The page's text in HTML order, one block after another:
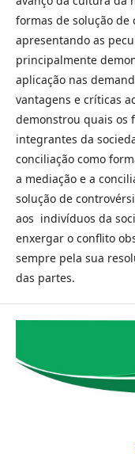
formas de solução de
apresentando as
principalmente
aplicação nas
vantagens e críticas
demonstrou quais os
integrantes da
conciliação como
a mediação e a
solução de
aos indivíduos da
enxergar o conflito
sempre pela sua
das partes.